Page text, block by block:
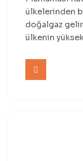
ülkelerinden
doğalgaz
ülkenin